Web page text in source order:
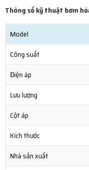
Thông số kỹ thuật bơm
Model
Công suất
Điện áp
Lưu lượng
Cột áp
Kích thước
Nhà sản xuất